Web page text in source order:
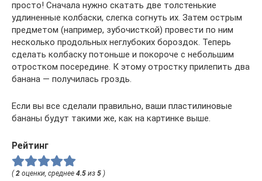
просто! Сначала нужно скатать две толстенькие
удлиненные колбаски, слегка согнуть их. Затем острым
предметом (например, зубочисткой) провести по ним
несколько продольных неглубоких бороздок. Теперь
сделать колбаску потоньше и покороче с небольшим
отростком посередине. К этому отростку прилепить два
банана — получилась гроздь.
Если вы все сделали правильно, ваши пластилиновые
бананы будут такими же, как на картинке выше.
Рейтинг
(2 оценки, среднее 4.5 из 5 )